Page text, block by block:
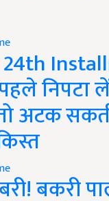
24th
निपटा
अटक
बकरी